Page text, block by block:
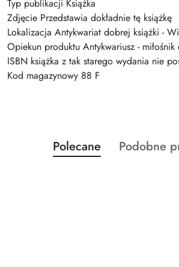
Typ publikacji Książka
Zdjęcie Przedstawia dokładnie tę książkę
Lokalizacja Antykwariat dobrej książki -
Opiekun produktu Antykwariusz -
ISBN książka z tak starego wydania nie
Kod magazynowy 88 F
Pomiń karuzelę produktów
Produkty
o
Polecane
Produkty
Podobne